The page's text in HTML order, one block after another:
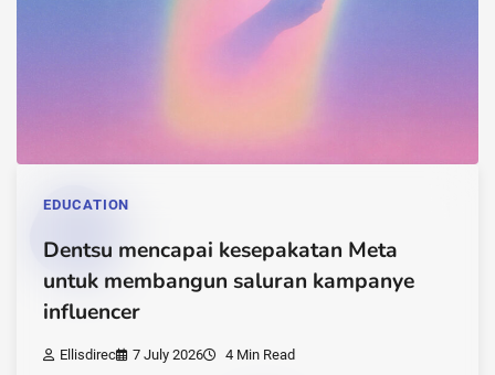
EDUCATION
Dentsu mencapai kesepakatan Meta
untuk membangun saluran kampanye
influencer
Ellisdirec 7 July 2026 4 Min Read